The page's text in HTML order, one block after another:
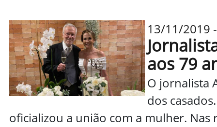
13/11/2019
aos 79
O jornalista
dos
oficializou a união com a mulher.